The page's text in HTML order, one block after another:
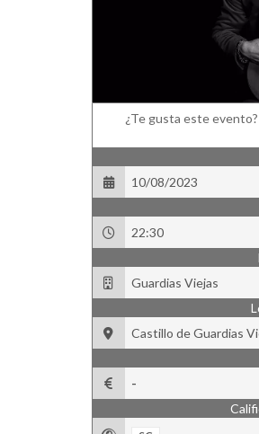
¿Te gusta este evento?
10/08/2023
22:30
Guardias Viejas
Castillo de Guardias
-